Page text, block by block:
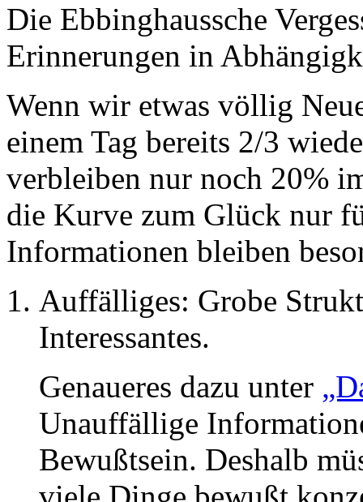
Die Ebbinghaussche
Erinnerungen in
Wenn wir etwas völlig
einem Tag bereits 2/3
verbleiben nur noch 20%
die Kurve zum Glück nur
Informationen bleiben
Auffälliges: Grobe
Interessantes.
Genaueres dazu unter
Unauffällige
Bewußtsein. Deshalb